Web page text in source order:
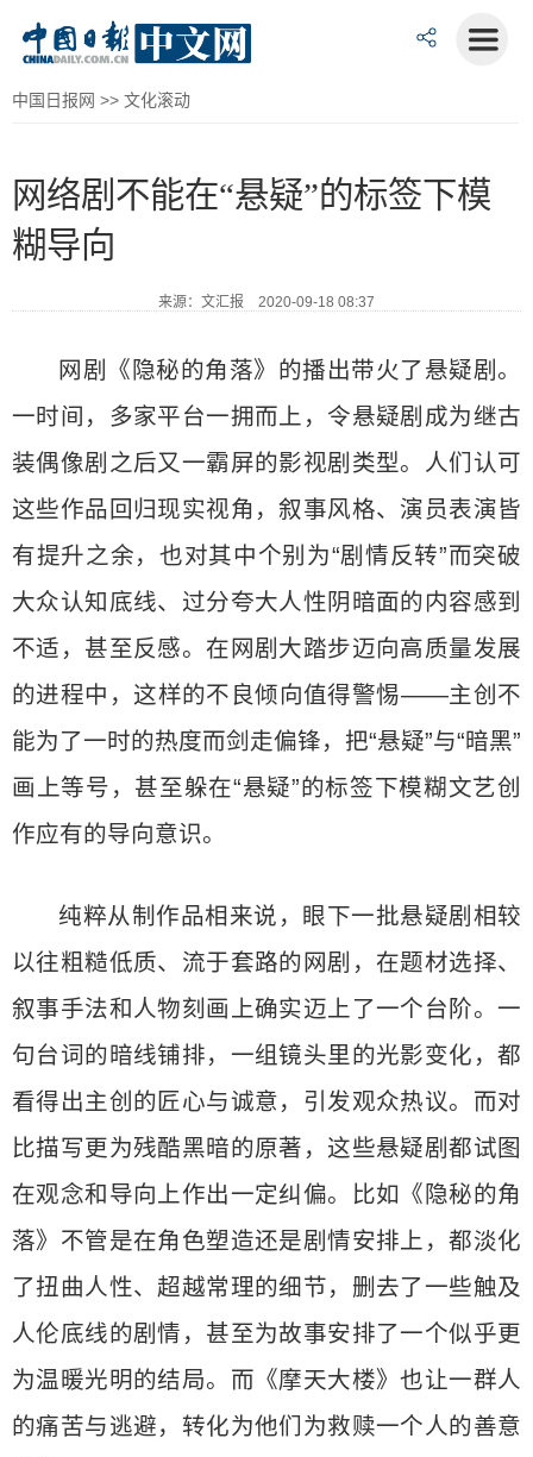
中国日报网 >> 文化滚动
网络剧不能在“悬疑”的标签下模
糊导向
来源：文汇报 2020-09-18 08:37
网剧《隐秘的角落》的播出带火了悬疑剧。
一时间，多家平台一拥而上，令悬疑剧成为继古
装偶像剧之后又一霸屏的影视剧类型。人们认可
这些作品回归现实视角，叙事风格、演员表演皆
有提升之余，也对其中个别为“剧情反转”而突破
大众认知底线、过分夸大人性阴暗面的内容感到
不适，甚至反感。在网剧大踏步迈向高质量发展
的进程中，这样的不良倾向值得警惕——主创不
能为了一时的热度而剑走偏锋，把“悬疑”与“暗黑”
画上等号，甚至躲在“悬疑”的标签下模糊文艺创
作应有的导向意识。
纯粹从制作品相来说，眼下一批悬疑剧相较
以往粗糙低质、流于套路的网剧，在题材选择、
叙事手法和人物刻画上确实迈上了一个台阶。一
句台词的暗线铺排，一组镜头里的光影变化，都
看得出主创的匠心与诚意，引发观众热议。而对
比描写更为残酷黑暗的原著，这些悬疑剧都试图
在观念和导向上作出一定纠偏。比如《隐秘的角
落》不管是在角色塑造还是剧情安排上，都淡化
了扭曲人性、超越常理的细节，删去了一些触及
人伦底线的剧情，甚至为故事安排了一个似乎更
为温暖光明的结局。而《摩天大楼》也让一群人
的痛苦与逃避，转化为他们为救赎一个人的善意